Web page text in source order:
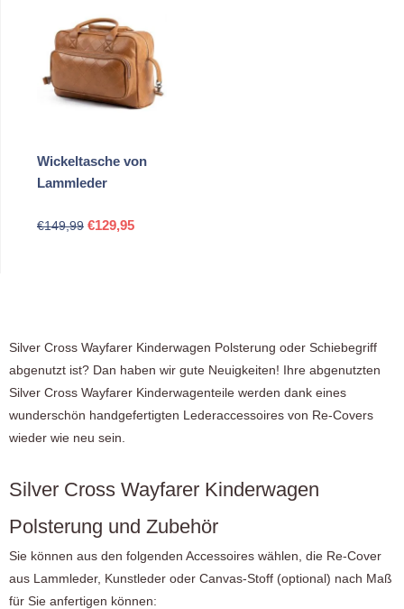
Wickeltasche von
Lammleder
€149,99 Ursprünglicher
€129,95Aktueller
Silver Cross Wayfarer Kinderwagen Polsterung oder Schiebegriff
abgenutzt ist? Dan haben wir gute Neuigkeiten! Ihre abgenutzten
Silver Cross Wayfarer Kinderwagenteile werden dank eines
wunderschön handgefertigten Lederaccessoires von Re-Covers
wieder wie neu sein.
Silver Cross Wayfarer Kinderwagen
Polsterung und Zubehör
Sie können aus den folgenden Accessoires wählen, die Re-Cover
aus Lammleder, Kunstleder oder Canvas-Stoff (optional) nach Maß
für Sie anfertigen können: